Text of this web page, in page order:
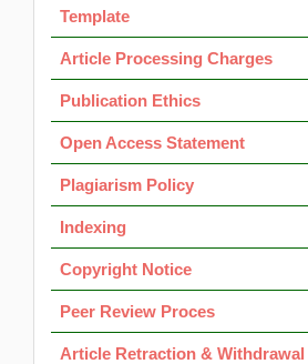
Template
Article Processing Charges
Publication Ethics
Open Access Statement
Plagiarism Policy
Indexing
Copyright Notice
Peer Review Proces
Article Retraction & Withdrawal